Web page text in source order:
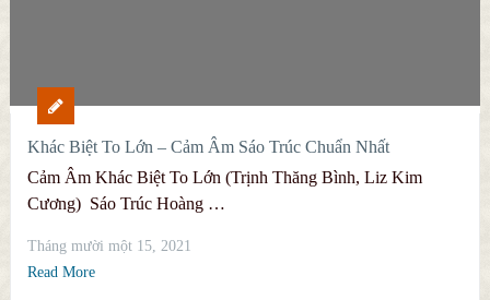
Khác Biệt To Lớn – Cảm Âm Sáo Trúc Chuẩn Nhất
Cảm Âm Khác Biệt To Lớn (Trịnh Thăng Bình, Liz Kim
Cương) Sáo Trúc Hoàng …
Tháng mười một 15, 2021
Read More